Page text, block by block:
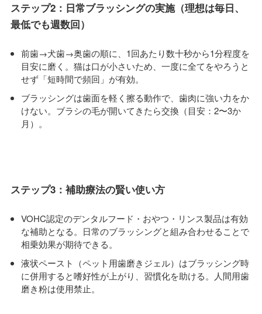
ステップ2：日常ブラッシングの実施（理想は毎日、
最低でも週数回）
前歯→犬歯→奥歯の順に、1回あたり数十秒から1分程度を
目安に磨く。猫は口が小さいため、一度に全てをやろうと
せず「短時間で頻回」が有効。
ブラッシングは歯面を軽く擦る動作で、歯肉に強い力をか
けない。ブラシの毛が開いてきたら交換（目安：2〜3か
月）。
ステップ3：補助療法の賢い使い方
VOHC認定のデンタルフード・おやつ・リンス製品は有効
な補助となる。日常のブラッシングと組み合わせることで
相乗効果が期待できる。
液状ペースト（ペット用歯磨きジェル）はブラッシング時
に併用すると嗜好性が上がり、習慣化を助ける。人間用歯
磨き粉は使用禁止。